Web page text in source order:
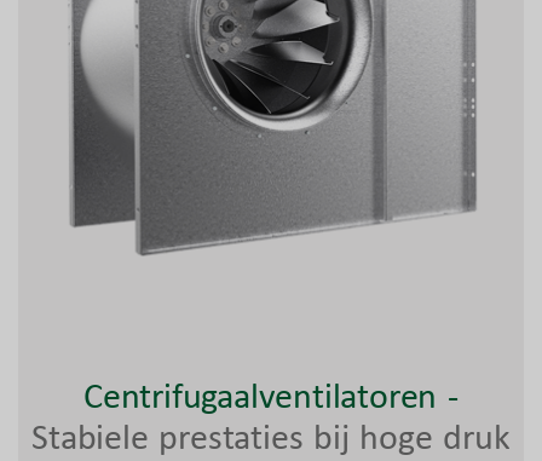
Centrifugaalventilatoren -
Stabiele prestaties bij hoge druk